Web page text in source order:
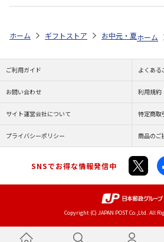
ホーム ギフトストア お中元・夏ギフト
ホーム
ご利用ガイド よくある
お問い合わせ 利用規約
サイト運営会社について 特定商取
プライバシーポリシー 商品のご
SNSでお得な情報発信中
Copyright (C) JAPAN POST Co.,Ltd. All